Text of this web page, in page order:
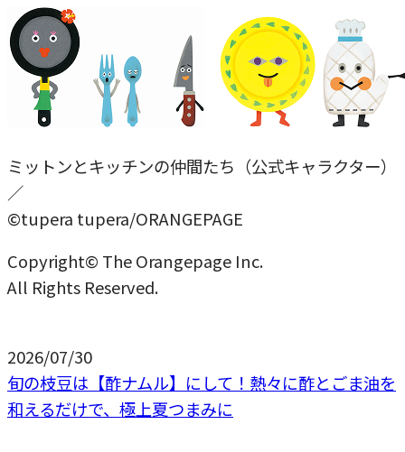
ミットンとキッチンの仲間たち（公式キャラクター）
／
©tupera tupera/ORANGEPAGE
Copyright© The Orangepage Inc.
All Rights Reserved.
2026/07/30
旬の枝豆は【酢ナムル】にして！熱々に酢とごま油を
和えるだけで、極上夏つまみに